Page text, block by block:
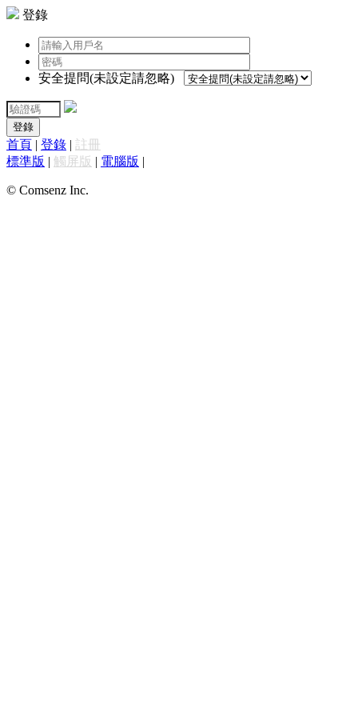
登錄
安全提問(未設定請忽略)
登錄
首頁 | 登錄 | 註冊
標準版 | 觸屏版 | 電腦版 |
© Comsenz Inc.